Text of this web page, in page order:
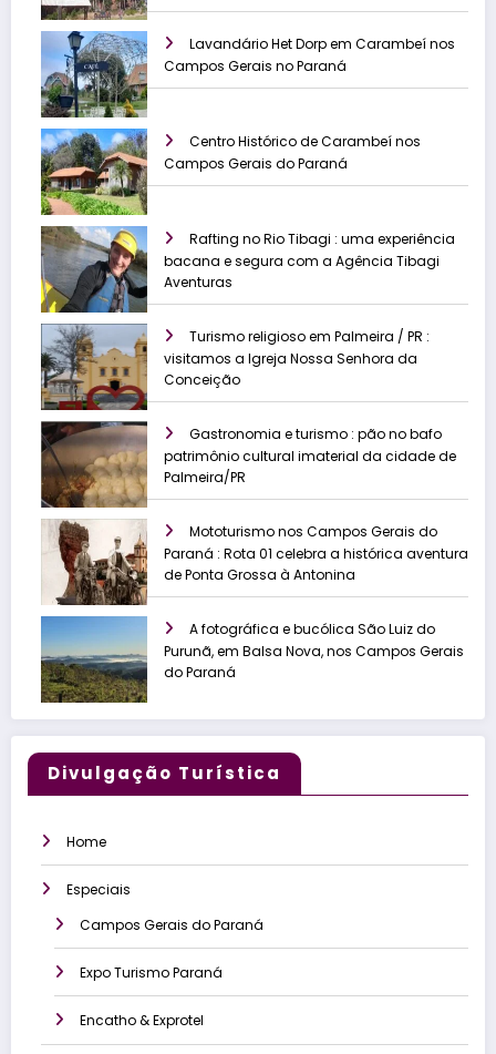
Lavandário Het Dorp em Carambeí nos
Campos Gerais no Paraná
Centro Histórico de Carambeí nos
Campos Gerais do Paraná
Rafting no Rio Tibagi : uma experiência
bacana e segura com a Agência Tibagi
Aventuras
Turismo religioso em Palmeira / PR :
visitamos a Igreja Nossa Senhora da
Conceição
Gastronomia e turismo : pão no bafo
patrimônio cultural imaterial da cidade de
Palmeira/PR
Mototurismo nos Campos Gerais do
Paraná : Rota 01 celebra a histórica aventura
de Ponta Grossa à Antonina
A fotográfica e bucólica São Luiz do
Purunã, em Balsa Nova, nos Campos Gerais
do Paraná
Divulgação Turística
Home
Especiais
Campos Gerais do Paraná
Expo Turismo Paraná
Encatho & Exprotel